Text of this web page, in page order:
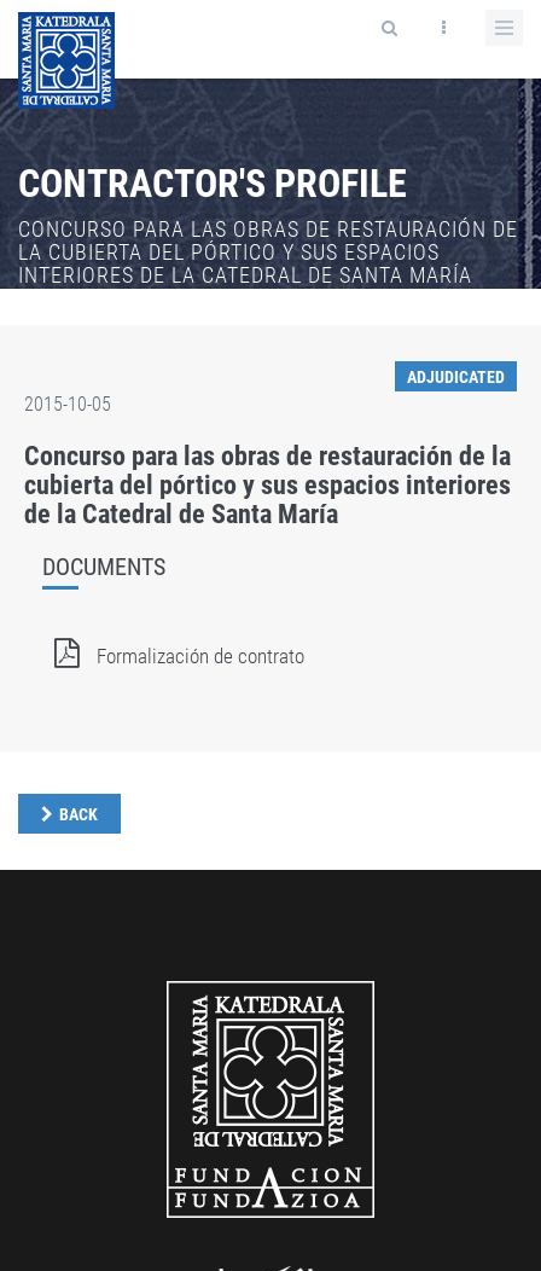
CONTRACTOR'S PROFILE
CONCURSO PARA LAS OBRAS DE RESTAURACIÓN DE
LA CUBIERTA DEL PÓRTICO Y SUS ESPACIOS
INTERIORES DE LA CATEDRAL DE SANTA MARÍA
ADJUDICATED
2015-10-05
Concurso para las obras de restauración de la
cubierta del pórtico y sus espacios interiores
de la Catedral de Santa María
DOCUMENTS
Formalización de contrato
BACK